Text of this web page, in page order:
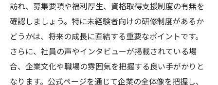
訪れ、募集要項や福利厚生、資格取得支援制度の有無を
確認しましょう。特に未経験者向けの研修制度があるか
どうかは、将来の成長に直結する重要なポイントです。
さらに、社員の声やインタビューが掲載されている場
合、企業文化や職場の雰囲気を把握する良い手がかりと
なります。公式ページを通じて企業の全体像を把握し、